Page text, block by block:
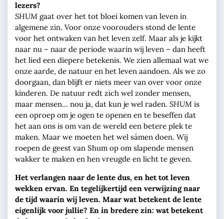
lezers?
SHUM gaat over het tot bloei komen van leven in
algemene zin. Voor onze voorouders stond de lente
voor het ontwaken van het leven zelf. Maar als je kijkt
naar nu – naar de periode waarin wij leven – dan heeft
het lied een diepere betekenis. We zien allemaal wat we
onze aarde, de natuur en het leven aandoen. Als we zo
doorgaan, dan blijft er niets meer van over voor onze
kinderen. De natuur redt zich wel zonder mensen,
maar mensen… nou ja, dat kun je wel raden. SHUM is
een oproep om je ogen te openen en te beseffen dat
het aan ons is om van de wereld een betere plek te
maken. Maar we moeten het wel sámen doen. Wij
roepen de geest van Shum op om slapende mensen
wakker te maken en hen vreugde en licht te geven.
Het verlangen naar de lente dus, en het tot leven
wekken ervan. En tegelijkertijd een verwijzing naar
de tijd waarin wij leven. Maar wat betekent de lente
eigenlijk voor jullie? En in bredere zin: wat betekent